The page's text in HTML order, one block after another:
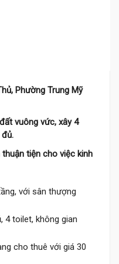
Phường Trung Mỹ
vuông vức, xây 4
tiện cho việc kinh
với sân thượng
4 toilet, không gian
cho thuê với giá 30